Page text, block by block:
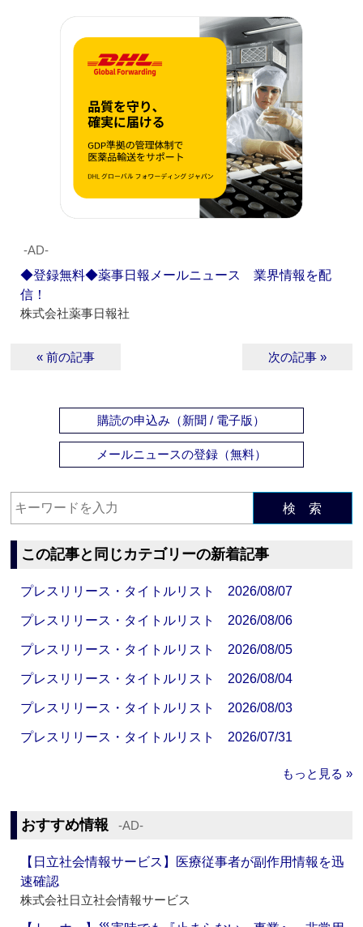
‐AD‐
◆登録無料◆薬事日報メールニュース 業界情報を配
信！
株式会社薬事日報社
« 前の記事 次の記事 »
購読の申込み（新聞 / 電子版）
メールニュースの登録（無料）
検 索
この記事と同じカテゴリーの新着記事
プレスリリース・タイトルリスト 2026/08/07
プレスリリース・タイトルリスト 2026/08/06
プレスリリース・タイトルリスト 2026/08/05
プレスリリース・タイトルリスト 2026/08/04
プレスリリース・タイトルリスト 2026/08/03
プレスリリース・タイトルリスト 2026/07/31
もっと見る »
おすすめ情報 ‐AD‐
【日立社会情報サービス】医療従事者が副作用情報を迅
速確認
株式会社日立社会情報サービス